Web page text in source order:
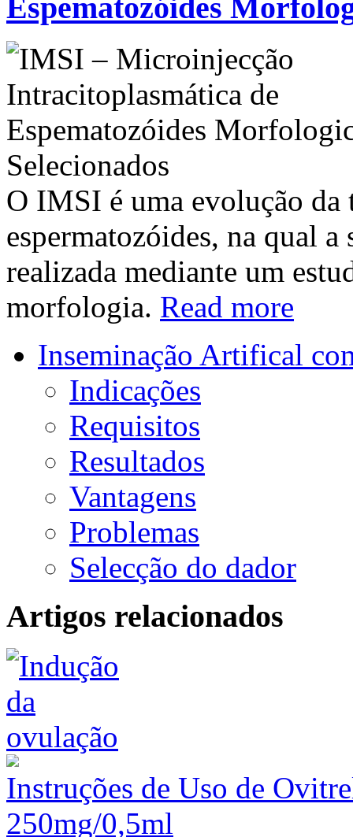
Espematozóides
O IMSI é uma evolução da
espermatozóides, na qual a
realizada mediante um
morfologia. Read more
Inseminação Artifical
Indicações
Requisitos
Resultados
Vantagens
Problemas
Selecção do dador
Artigos relacionados
Instruções de Uso de
250mg/0,5ml